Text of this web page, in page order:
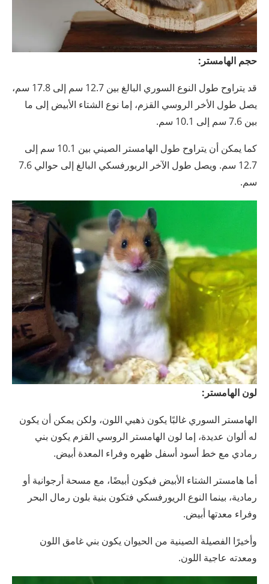
حجم الهامستر:
قد يتراوح طول النوع السوري البالغ بين 12.7 سم إلى 17.8 سم،
يصل طول الأخر الروسي القزم، إما نوع الشتاء الأبيض إلى ما
بين 7.6 سم إلى 10.1 سم.
كما يمكن أن يتراوح طول الهامستر الصيني بين 10.1 سم إلى
12.7 سم. ويصل طول الآخر الربورفسكي البالغ إلى حوالي 7.6
سم.
لون الهامستر:
الهامستر السوري غالبًا يكون ذهبي اللون، ولكن يمكن أن يكون
له ألوان عديدة، إما لون الهامستر الروسي القزم يكون بني
رمادي مع خط أسود أسفل ظهره وفراء المعدة أبيض.
أما هامستر الشتاء الأبيض فيكون أبيضًا، مع مسحة أرجوانية أو
رمادية، بينما النوع الريورفسكي فتكون بنية بلون رمال البحر
وفراء معدتها أبيض.
وأخيرًا الفصيلة الصينية من الحيوان يكون بني غامق اللون
ومعدته عاجية اللون.